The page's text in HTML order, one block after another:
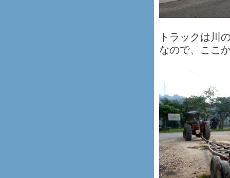
トラックは川
なので、ここ